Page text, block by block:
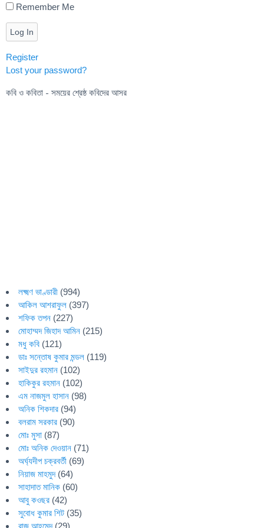
Remember Me
Log In
Register
Lost your password?
কবি ও কবিতা - সময়ের শ্রেষ্ঠ কবিদের আসর
লক্ষ্মণ ভাণ্ডারী (994)
আকিল আশরাফুল (397)
শফিক তপন (227)
মোহাম্মদ জিহাদ আমিন (215)
মধু কবি (121)
ডাঃ সন্তোষ কুমার মন্ডল (119)
সাইদুর রহমান (102)
হাকিকুর রহমান (102)
এম নাজমুল হাসান (98)
অনিক শিকদার (94)
বলরাম সরকার (90)
মোঃ মুসা (87)
মোঃ অনিক দেওয়ান (71)
অর্ঘ্যদীপ চক্রবর্তী (69)
নিয়াজ মাহমুদ(64)
সাহাদাত মানিক (60)
আবু কওছর (42)
সুবোধ কুমার শিট (35)
রাজু আহমেদ(29)